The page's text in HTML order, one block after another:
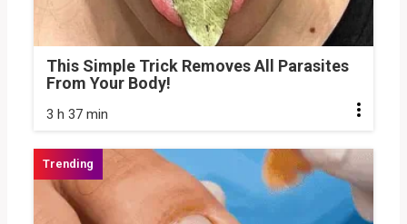
This Simple Trick Removes All Parasites
From Your Body!
3 h 37 min